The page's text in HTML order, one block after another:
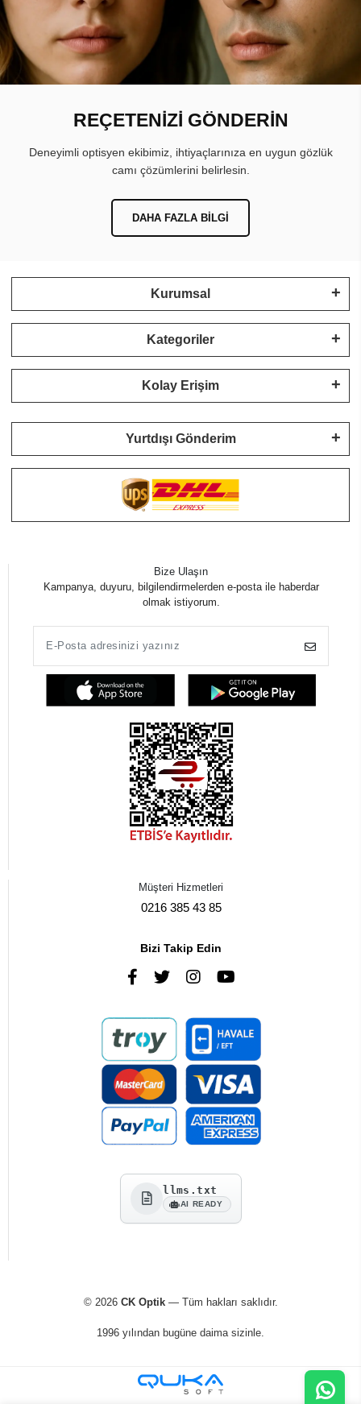
REÇETENİZİ GÖNDERİN
Deneyimli optisyen ekibimiz, ihtiyaçlarınıza en uygun gözlük
camı çözümlerini belirlesin.
DAHA FAZLA BILGI
Kurumsal
Kategoriler
Kolay Erişim
Yurtdışı Gönderim
Bize Ulaşın
Kampanya, duyuru, bilgilendirmelerden e-posta ile haberdar
olmak istiyorum.
Müşteri Hizmetleri
0216 385 43 85
Bizi Takip Edin
llms.txt
AI READY
© 2026 CK Optik— Tüm hakları saklıdır.
1996 yılından bugüne daima sizinle.